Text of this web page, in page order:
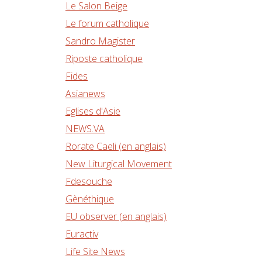
Le Salon Beige
Le forum catholique
Sandro Magister
Riposte catholique
Fides
Asianews
Eglises d'Asie
NEWS.VA
Rorate Caeli (en anglais)
New Liturgical Movement
Fdesouche
Gènéthique
EU observer (en anglais)
Euractiv
Life Site News